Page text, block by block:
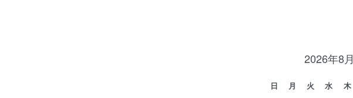
2026年8月
日 月 火 水 木